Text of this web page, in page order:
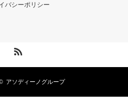
バシーポリシー
アソディーノグループ